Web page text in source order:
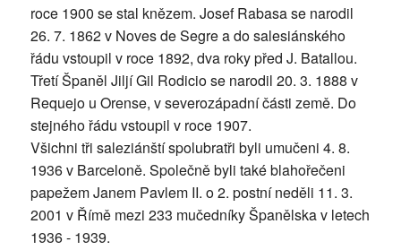
roce 1900 se stal knězem. Josef Rabasa se narodil
26. 7. 1862 v Noves de Segre a do salesiánského
řádu vstoupil v roce 1892, dva roky před J. Batallou.
Třetí Španěl Jiljí Gil Rodicio se narodil 20. 3. 1888 v
Requejo u Orense, v severozápadní části země. Do
stejného řádu vstoupil v roce 1907.
Všichni tři saleziánští spolubratři byli umučeni 4. 8.
1936 v Barceloně. Společně byli také blahořečeni
papežem Janem Pavlem II. o 2. postní neděli 11. 3.
2001 v Římě mezi 233 mučedníky Španělska v letech
1936 - 1939.